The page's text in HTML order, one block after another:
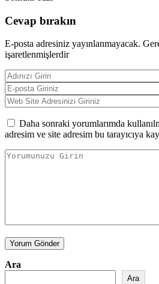
Cevap bırakın
E-posta adresiniz yayınlanmayacak.
işaretlenmişlerdir
Daha sonraki yorumlarımda
adresim ve site adresim bu tarayıcıya
Yorum Gönder
Ara
Ara